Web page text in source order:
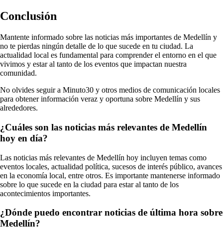
Conclusión
Mantente informado sobre las noticias más importantes de Medellín y
no te pierdas ningún detalle de lo que sucede en tu ciudad. La
actualidad local es fundamental para comprender el entorno en el que
vivimos y estar al tanto de los eventos que impactan nuestra
comunidad.
No olvides seguir a Minuto30 y otros medios de comunicación locales
para obtener información veraz y oportuna sobre Medellín y sus
alrededores.
¿Cuáles son las noticias más relevantes de Medellín
hoy en día?
Las noticias más relevantes de Medellín hoy incluyen temas como
eventos locales, actualidad política, sucesos de interés público, avances
en la economía local, entre otros. Es importante mantenerse informado
sobre lo que sucede en la ciudad para estar al tanto de los
acontecimientos importantes.
¿Dónde puedo encontrar noticias de última hora sobre
Medellín?